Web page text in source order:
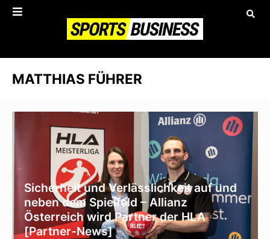
MATTHIAS FÜHRER
Sicherheit und Verlässlichkeit auf und
neben dem Spielfeld – Allianz
Österreich wird Partner der HLA
[Partner-News]